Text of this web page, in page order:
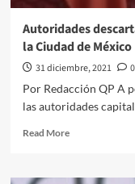
Autoridades
la Ciudad de México
31 diciembre, 2021
0
Por Redacción QP A
las autoridades
Read MoreRead
Autoridades